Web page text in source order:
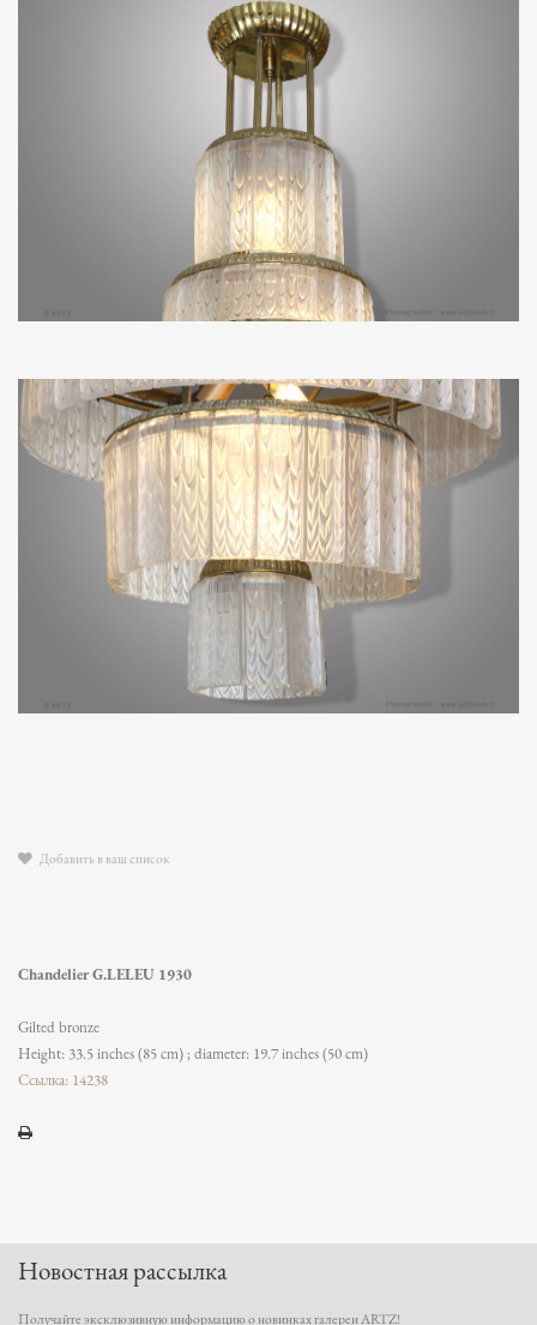
Добавить в ваш список
Chandelier G.LELEU 1930
Gilted bronze
Height: 33.5 inches (85 cm) ; diameter: 19.7 inches (50 cm)
Ссылка: 14238
Новостная рассылка
Получайте эксклюзивную информацию о новинках галереи ARTZ!